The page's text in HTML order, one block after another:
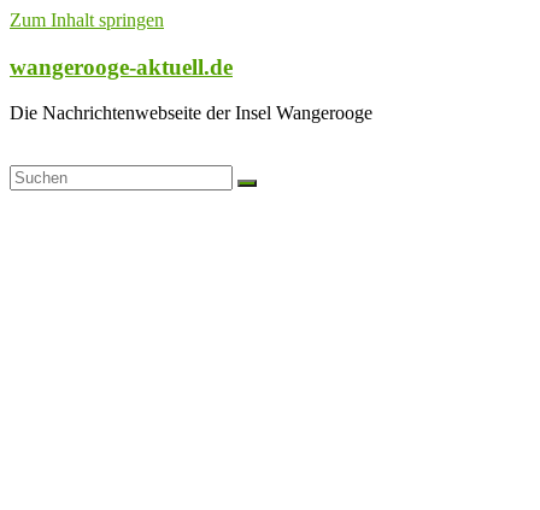
Zum Inhalt springen
wangerooge-aktuell.de
Die Nachrichtenwebseite der Insel Wangerooge